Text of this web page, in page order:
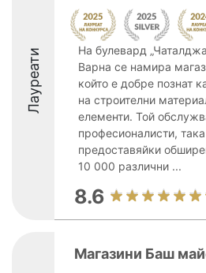
Лауреати
На булевард
Варна се намира
който е добре познат
на строителни
елементи. Той
професионалисти,
предоставяйки
10 000 различни ...
8.6
Магазини Баш